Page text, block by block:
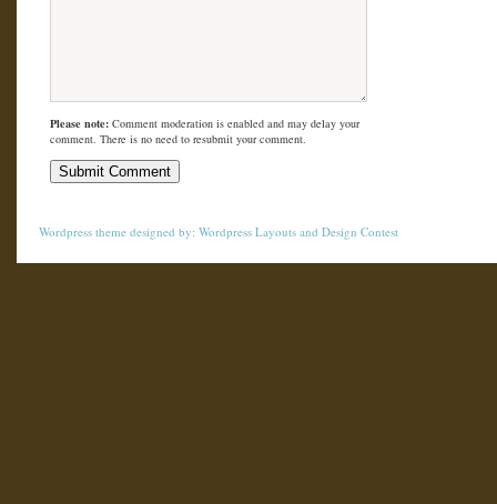
Please note: Comment moderation is enabled and may delay your
comment. There is no need to resubmit your comment.
Wordpress theme designed by: Wordpress Layouts and Design Contest